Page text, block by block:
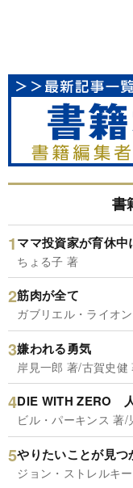
書
ママ投資家が育休
ちょる子 著
筋肉が全て
ガブリエル・ライオ
嫌われる勇気
岸見一郎 著/古賀史健
DIE WITH ZERO
ビル・パーキンス 著/
やりたいことが見
ジョン・ストレルキ